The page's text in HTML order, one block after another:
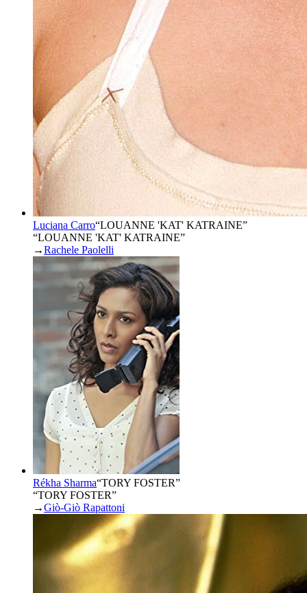
Luciana Carro“LOUANNE 'KAT' KATRAINE”
“LOUANNE 'KAT' KATRAINE”
→Rachele Paolelli
Rékha Sharma“TORY FOSTER”
“TORY FOSTER”
→Giò-Giò Rapattoni